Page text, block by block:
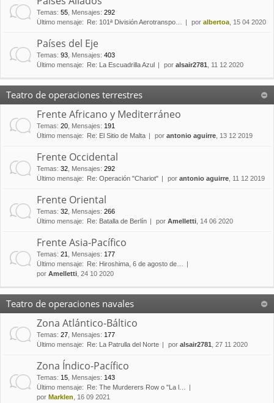
Temas: 55 Mensajes: 292
Último mensaje:
Re: 101ª División Aerotranspo… por albertoa , 15 04 2020
Países del Eje
Temas: 93 Mensajes: 403
Último mensaje:
Re: La Escuadrilla Azul por alsair2781 , 11 12 2020
Teatro de operaciones terrestres
Frente Africano y Mediterráneo
Temas: 20 Mensajes: 191
Último mensaje:
Re: El Sitio de Malta por antonio aguirre , 13 12 2019
Frente Occidental
Temas: 32 Mensajes: 292
Último mensaje:
Re: Operación "Chariot" por antonio aguirre , 11 12 2019
Frente Oriental
Temas: 32 Mensajes: 266
Último mensaje:
Re: Batalla de Berlín por Amelletti , 14 06 2020
Frente Asia-Pacífico
Temas: 21 Mensajes: 177
Último mensaje:
Re: Hiroshima, 6 de agosto de…
por Amelletti , 24 10 2020
Teatro de operaciones navales
Zona Atlántico-Báltico
Temas: 27 Mensajes: 177
Último mensaje:
Re: La Patrulla del Norte por alsair2781 , 27 11 2020
Zona Índico-Pacífico
Temas: 15 Mensajes: 143
Último mensaje:
Re: The Murderers Row o "La l…
por Marklen , 16 09 2021